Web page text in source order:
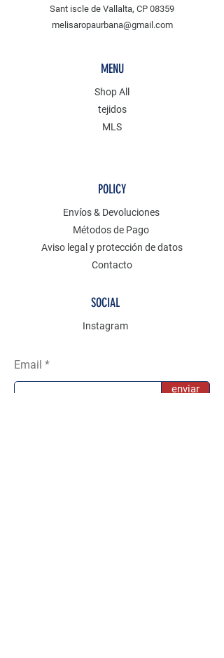
Sant iscle de Vallalta, CP 08359
melisaropaurbana@gmail.com
MENU
Shop All
tejidos
MLS
POLICY
Envíos & Devoluciones
Métodos de Pago
Aviso legal y protección de datos
Contacto
SOCIAL
Instagram
Email
enviar